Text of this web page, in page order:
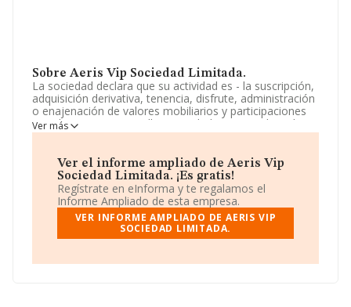
Sobre Aeris Vip Sociedad Limitada.
La sociedad declara que su actividad es - la suscripción,
adquisición derivativa, tenencia, disfrute, administración
o enajenación de valores mobiliarios y participaciones
sociales, excepto aquellas actividades sometidas a la
legislación especial. - el arrendamiento, compraventa,
por. La empresa aparece inscrita en el Registro
Mercantil como Sociedad Limitada. La actividad de
referencia CNAE corresponde a '%cnae%', cuyo Código
es 6421. La empresa no tiene actividad en mercados
exteriores.
Atendiendo a los datos disponibles en INFORMA, el
debajo de la media de sector.
Ver más
Ver el informe ampliado de Aeris Vip
Sociedad Limitada. ¡Es gratis!
Regístrate en eInforma y te regalamos el
Informe Ampliado de esta empresa.
VER INFORME AMPLIADO DE AERIS VIP
SOCIEDAD LIMITADA.